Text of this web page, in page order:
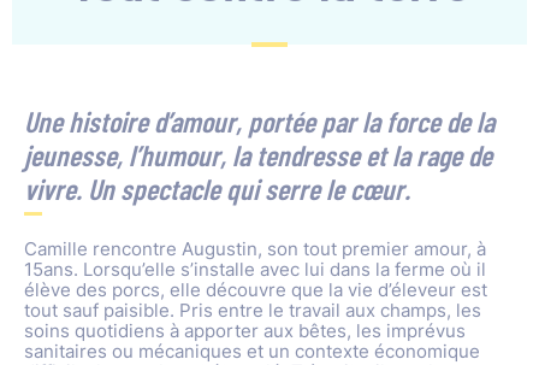
Une histoire d’amour, portée par la force de la
jeunesse, l’humour, la tendresse et la rage de
vivre. Un spectacle qui serre le cœur.
Camille rencontre Augustin, son tout premier amour, à
15ans. Lorsqu’elle s’installe avec lui dans la ferme où il
élève des porcs, elle découvre que la vie d’éleveur est
tout sauf paisible. Pris entre le travail aux champs, les
soins quotidiens à apporter aux bêtes, les imprévus
sanitaires ou mécaniques et un contexte économique